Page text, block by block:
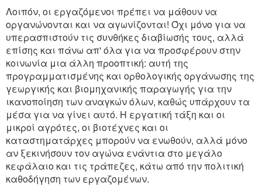
Λοιπόν, οι εργαζόμενοι πρέπει να μάθουν να
οργανώνονται και να αγωνίζονται! Όχι μόνο για να
υπερασπιστούν τις συνθήκες διαβίωσής τους, αλλά
επίσης και πάνω απ' όλα για να προσφέρουν στην
κοινωνία μια άλλη προοπτική: αυτή της
προγραμματισμένης και ορθολογικής οργάνωσης της
γεωργικής και βιομηχανικής παραγωγής για την
ικανοποίηση των αναγκών όλων, καθώς υπάρχουν τα
μέσα για να γίνει αυτό. Η εργατική τάξη και οι
μικροί αγρότες, οι βιοτέχνες και οι
καταστηματάρχες μπορούν να ενωθούν, αλλά μόνο
αν ξεκινήσουν τον αγώνα ενάντια στο μεγάλο
κεφάλαιο και τις τράπεζες, κάτω από την πολιτική
καθοδήγηση των εργαζομένων.